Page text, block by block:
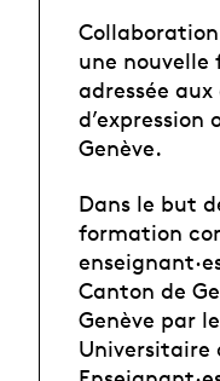
une
adressée aux
d’expression
Genève.
Dans le but
formation
Canton de
Genève par
Universitaire